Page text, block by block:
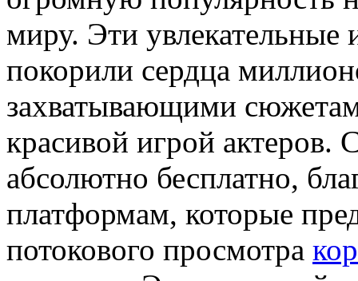
миру. Эти
покорили сердца
захватывающими
красивой игрой
абсолютно бесплатно,
платформам, которые
потокового просмотра